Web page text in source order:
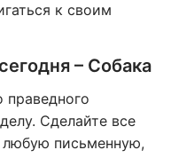
к своим
– Собака
праведного
Сделайте все
письменную,